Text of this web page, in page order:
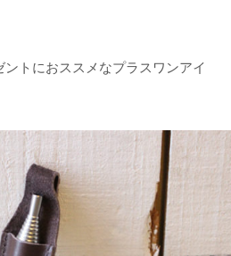
トにおススメなプラスワンアイ